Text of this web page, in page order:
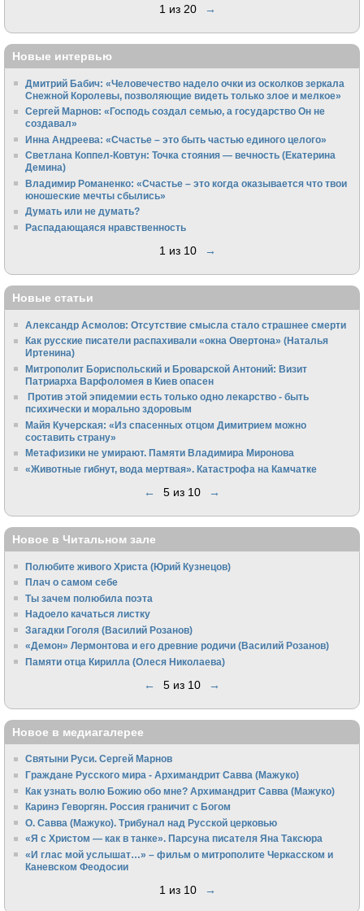
1 из 20 →
Новые интервью
Дмитрий Бабич: «Человечество надело очки из осколков зеркала
Снежной Королевы, позволяющие видеть только злое и мелкое»
Сергей Марнов: «Господь создал семью, а государство Он не
создавал»
Инна Андреева: «Счастье – это быть частью единого целого»
Светлана Коппел-Ковтун: Точка стояния — вечность (Екатерина
Демина)
Владимир Романенко: «Счастье – это когда оказывается что твои
юношеские мечты сбылись»
Думать или не думать?
Распадающаяся нравственность
1 из 10 →
Новые статьи
Александр Асмолов: Отсутствие смысла стало страшнее смерти
Как русские писатели распахивали «окна Овертона» (Наталья
Иртенина)
Митрополит Бориспольский и Броварской Антоний: Визит
Патриарха Варфоломея в Киев опасен
Против этой эпидемии есть только одно лекарство - быть
психически и морально здоровым
Майя Кучерская: «Из спасенных отцом Димитрием можно
составить страну»
Метафизики не умирают. Памяти Владимира Миронова
«Животные гибнут, вода мертвая». Катастрофа на Камчатке
← 5 из 10 →
Новое в Читальном зале
Полюбите живого Христа (Юрий Кузнецов)
Плач о самом себе
Ты зачем полюбила поэта
Надоело качаться листку
Загадки Гоголя (Василий Розанов)
«Демон» Лермонтова и его древние родичи (Василий Розанов)
Памяти отца Кирилла (Олеся Николаева)
← 5 из 10 →
Новое в медиагалерее
Святыни Руси. Сергей Марнов
Граждане Русского мира - Архимандрит Савва (Мажуко)
Как узнать волю Божию обо мне? Архимандрит Савва (Мажуко)
Каринэ Геворгян. Россия граничит с Богом
О. Савва (Мажуко). Трибунал над Русской церковью
«Я с Христом — как в танке». Парсуна писателя Яна Таксюра
«И глас мой услышат…» – фильм о митрополите Черкасском и
Каневском Феодосии
1 из 10 →